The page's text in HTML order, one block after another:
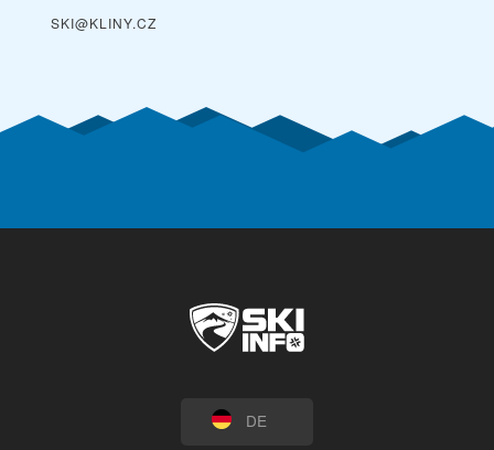
SKI@KLINY.CZ
DE